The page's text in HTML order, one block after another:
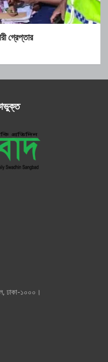
গ্রেপ্তার
ঢাকা-১০০০।